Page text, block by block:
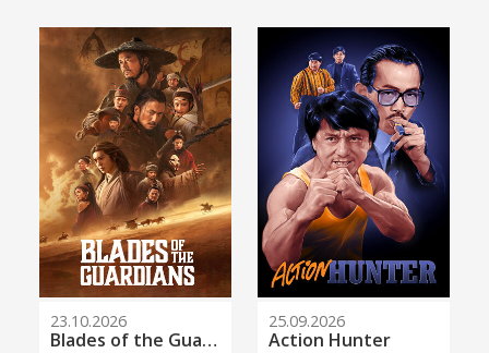
23.10.2026
Blades of the Guardians
25.09.2026
Action Hunter